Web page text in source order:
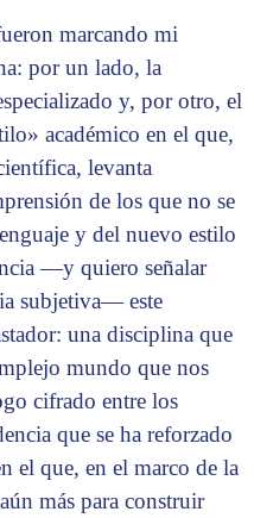
marcando mi
por un lado, la
y, por otro, el
académico en el que,
levanta
de los que no se
y del nuevo estilo
—y quiero señalar
subjetiva— este
una disciplina que
mundo que nos
cifrado entre los
que se ha reforzado
el que, en el marco de la
más para construir